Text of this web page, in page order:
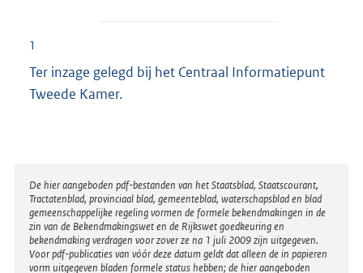
1
Ter inzage gelegd bij het Centraal Informatiepunt
Tweede Kamer.
Disclaimer
De hier aangeboden pdf-bestanden van het Staatsblad, Staatscourant,
Tractatenblad, provinciaal blad, gemeenteblad, waterschapsblad en blad
gemeenschappelijke regeling vormen de formele bekendmakingen in de
zin van de Bekendmakingswet en de Rijkswet goedkeuring en
bekendmaking verdragen voor zover ze na 1 juli 2009 zijn uitgegeven.
Voor pdf-publicaties van vóór deze datum geldt dat alleen de in papieren
vorm uitgegeven bladen formele status hebben; de hier aangeboden